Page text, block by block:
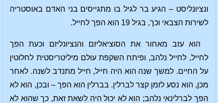
ונציונליסט – הגיע בר לגיל בו מתגייסים בני האדם באוסטריה
לשירות הצבאי וכך, בגיל 19 הוא הפך לחייל.
הוא עזב מאחור את הסוציאליזם והנציונליזם וכעת הפך
לחייל, לחייל נלהב, ופיתח השקפת עולם מיליטריסטית לחלוטין
על החיים. למשך שנה הוא היה חייל, חייל מתנדב לשנה. לאחר
מכן, הוא נסע לזמן קצר לברלין. בברלין הוא הפך – ובכן, הוא לא
הפך לברלינאי נלהב; הוא לא יכול היה לשאת זאת, כך שהוא לא